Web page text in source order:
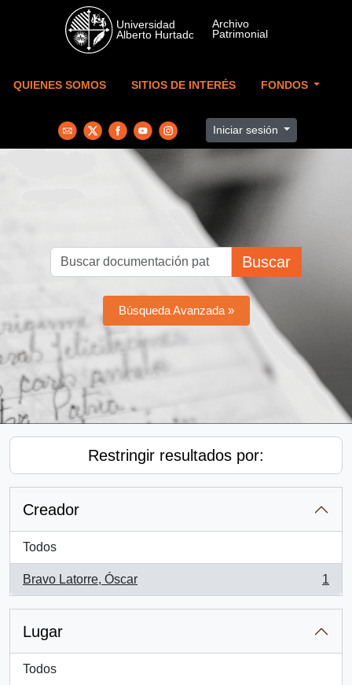
Skip to main content
QUIENES SOMOS SITIOS DE INTERÉS FONDOS
Iniciar sesión
Buscar
Búsqueda Avanzada »
Restringir resultados por:
Creador
Todos
Bravo Latorre, Óscar
, 1 resultados
1
Lugar
Todos